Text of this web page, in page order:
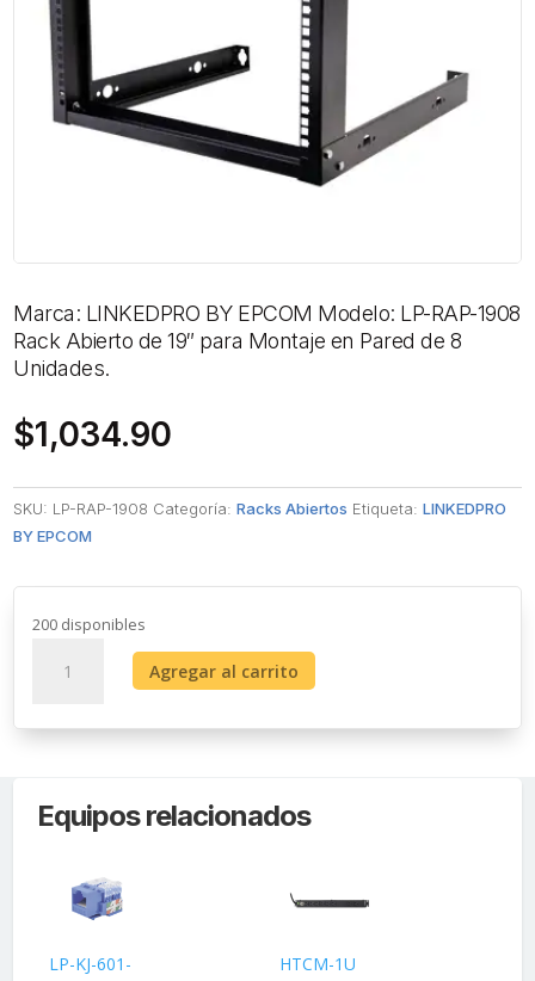
Marca: LINKEDPRO BY EPCOM Modelo: LP-RAP-1908
Rack Abierto de 19″ para Montaje en Pared de 8
Unidades.
$1,034.90
SKU: LP-RAP-1908 Categoría:Racks Abiertos Etiqueta:LINKEDPRO
BY EPCOM
200 disponibles
Abierto
19"
en
Unidades.
Agregar al carrito
Equipos relacionados
LP-KJ-601-
HTCM-1U